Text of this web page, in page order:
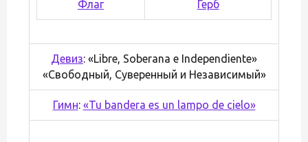
Флаг Герб
Девиз: «Libre, Soberana e Independiente»
«Свободный, Суверенный и Независимый»
Гимн: «Tu bandera es un lampo de cielo»